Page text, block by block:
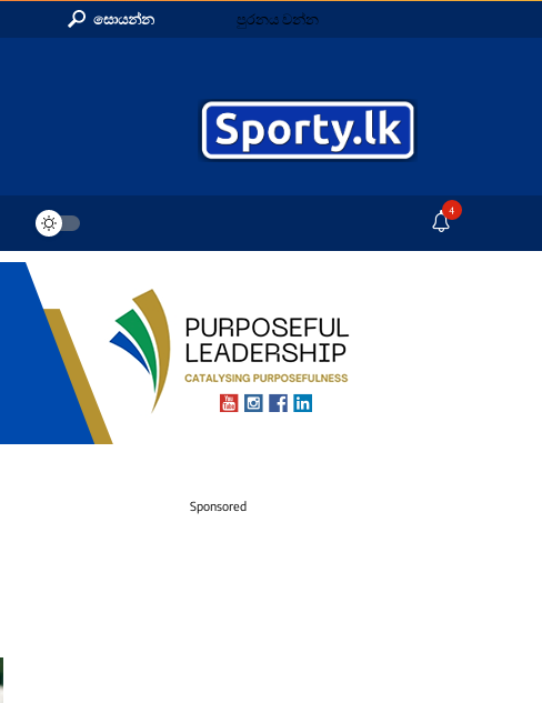
සොයන්න පුරනය වන්න
4
Sponsored